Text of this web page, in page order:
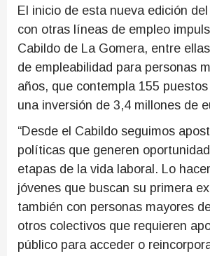
El inicio de esta nueva edición
con otras líneas de empleo
Cabildo de La Gomera, entre
de empleabilidad para personas
años, que contempla 155
una inversión de 3,4 millones de
“Desde el Cabildo seguimos
políticas que generen
etapas de la vida laboral. Lo
jóvenes que buscan su primera
también con personas mayores
otros colectivos que requieren
público para acceder o